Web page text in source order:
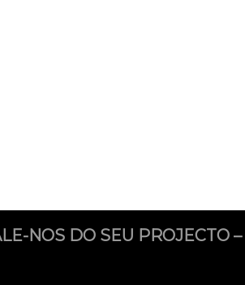
NOS DO SEU PROJECTO –